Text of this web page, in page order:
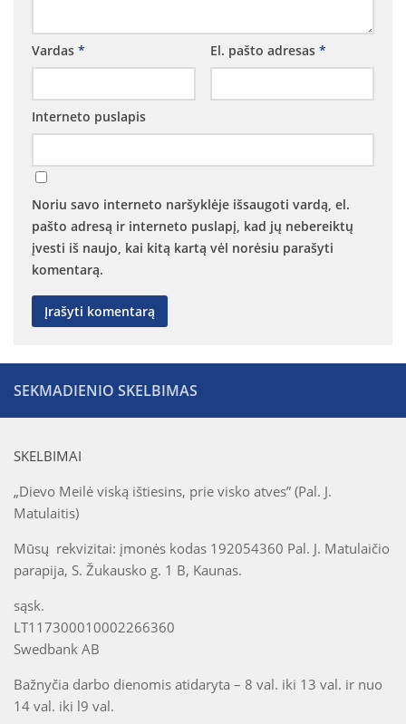
Vardas * El. pašto adresas *
Interneto puslapis
Noriu savo interneto naršyklėje išsaugoti vardą, el.
pašto adresą ir interneto puslapį, kad jų nebereiktų
įvesti iš naujo, kai kitą kartą vėl norėsiu parašyti
komentarą.
SEKMADIENIO SKELBIMAS
SKELBIMAI
„Dievo Meilė viską ištiesins, prie visko atves” (Pal. J.
Matulaitis)
Mūsų rekvizitai: įmonės kodas 192054360 Pal. J. Matulaičio
parapija, S. Žukausko g. 1 B, Kaunas.
sąsk.
LT117300010002266360
Swedbank AB
Bažnyčia darbo dienomis atidaryta – 8 val. iki 13 val. ir nuo
14 val. iki l9 val.